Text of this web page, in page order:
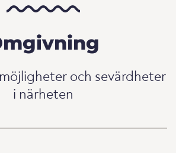
och sevärdheter
i närheten